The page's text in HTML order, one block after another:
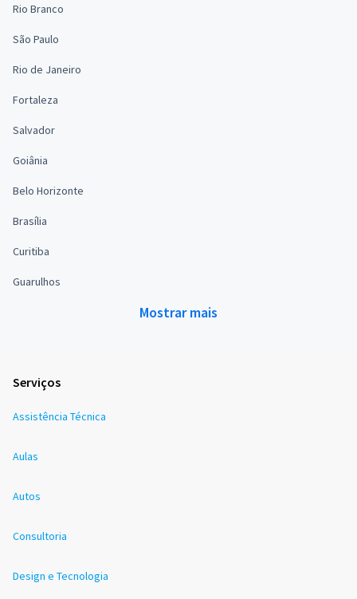
Rio Branco
São Paulo
Rio de Janeiro
Fortaleza
Salvador
Goiânia
Belo Horizonte
Brasília
Curitiba
Guarulhos
Mostrar mais
Serviços
Assistência Técnica
Aulas
Autos
Consultoria
Design e Tecnologia